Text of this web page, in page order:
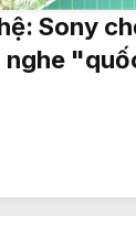
Sony
nghe